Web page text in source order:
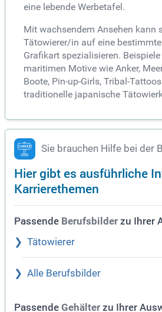
eine lebende Werbetafel.
Mit wachsendem Ansehen kann
Tätowierer/in auf eine
Grafikart spezialisieren.
maritimen Motive wie Anker,
Boote, Pin-up-Girls, Tribal-
traditionelle japanische
Sie brauchen Hilfe bei der
Hier gibt es ausführliche
Karrierethemen
Passende Berufsbilder zu Ihrer
Tätowierer
Alle Berufsbilder
Passende Gehälter zu Ihrer